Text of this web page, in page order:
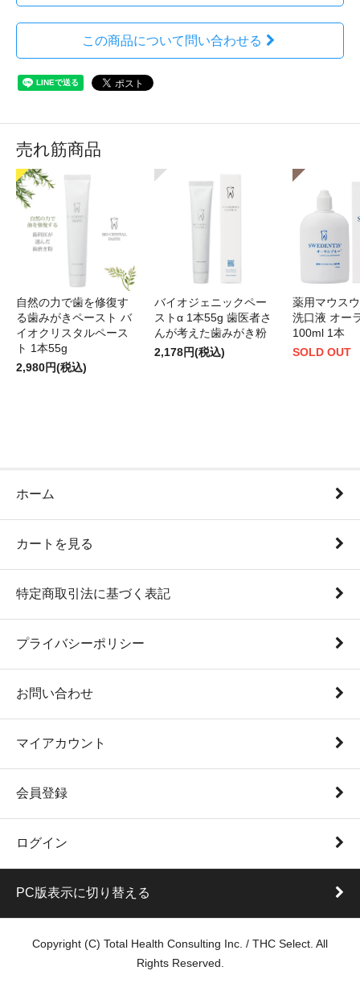
この商品について問い合わせる
売れ筋商品
自然の力で歯を修復す
る歯みがきペースト バ
イオクリスタルペース
ト 1本55g
2,980円(税込)
バイオジェニックペー
ストα 1本55g 歯医者さ
んが考えた歯みがき粉
2,178円(税込)
薬用マウス
洗口液 オー
100ml 1本
SOLD OUT
ホーム
カートを見る
特定商取引法に基づく表記
プライバシーポリシー
お問い合わせ
マイアカウント
会員登録
ログイン
PC版表示に切り替える
Copyright (C) Total Health Consulting Inc. / THC Select. All
Rights Reserved.